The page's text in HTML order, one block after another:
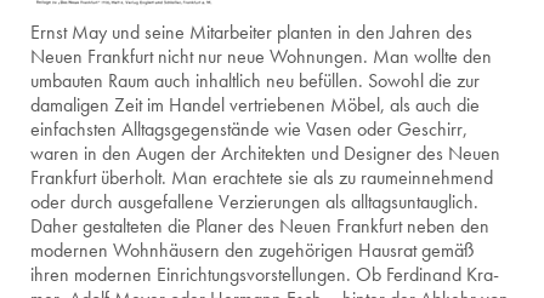
Ernst May und seine Mit­ar­bei­ter plan­ten in den Jah­ren des
Neuen Frank­furt nicht nur neue Woh­nun­gen. Man woll­te den
um­bau­ten Raum auch in­halt­lich neu be­fül­len. So­wohl die zur
da­ma­li­gen Zeit im Han­del ver­trie­be­nen Möbel, als auch die
ein­fachs­ten All­tags­ge­gen­stän­de wie Vasen oder Ge­schirr,
waren in den Augen der Ar­chi­tek­ten und De­si­gner des Neuen
Frank­furt über­holt. Man er­ach­te­te sie als zu rau­mein­neh­mend
oder durch aus­ge­fal­le­ne Ver­zie­run­gen als all­tags­un­taug­lich.
Daher ge­stal­te­ten die Pla­ner des Neuen Frank­furt neben den
mo­der­nen Wohn­häu­sern den zu­ge­hö­ri­gen Haus­rat gemäß
ihren mo­der­nen Ein­rich­tungs­vor­stel­lun­gen. Ob Fer­di­nand Kra­